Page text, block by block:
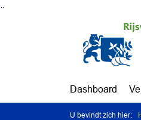
Dashboard
U bevindt zich hier: